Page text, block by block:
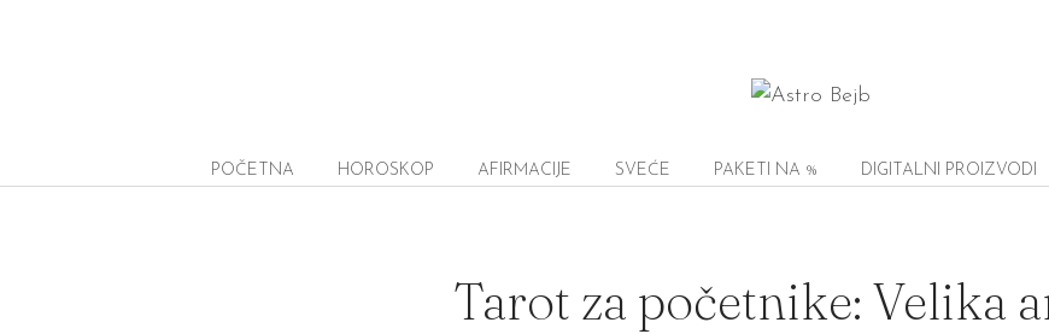
POČETNA HOROSKOP AFIRMACIJE SVEĆE PAKETI NA % DIGITALNI PROIZVODI
Tarot za početnike: Velika